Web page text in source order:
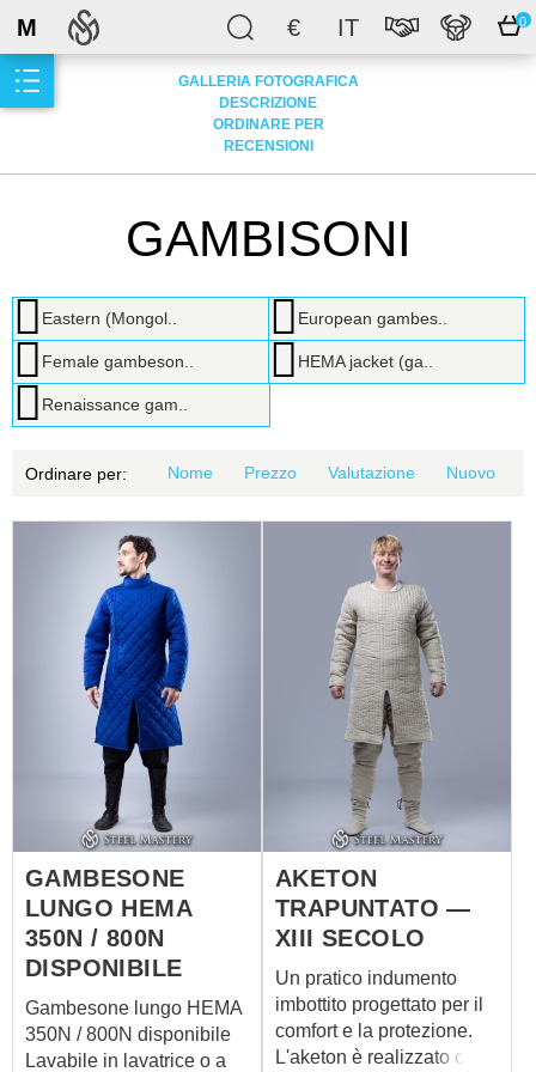
€ IT 0
M
GALLERIA FOTOGRAFICA
DESCRIZIONE
ORDINARE PER
RECENSIONI
GAMBISONI
Eastern (Mongol.. European gambes..
Female gambeson.. HEMA jacket (ga..
Renaissance gam..
Ordinare per: Nome Prezzo Valutazione Nuovo
GAMBESONE
LUNGO HEMA
350N / 800N
DISPONIBILE
Gambesone lungo HEMA
350N / 800N disponibile
Lavabile in lavatrice o a
AKETON
TRAPUNTATO —
XIII SECOLO
Un pratico indumento
imbottito progettato per il
comfort e la protezione.
L'aketon è realizzato con